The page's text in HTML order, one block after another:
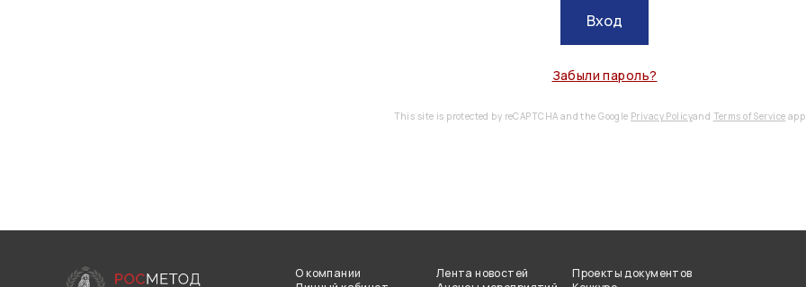
Вход
Забыли пароль?
This site is protected by reCAPTCHA and the Google Privacy Policyand Terms of Service
О компании
Лента новостей
Проекты документов